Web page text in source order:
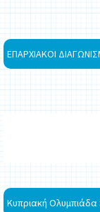
ΕΠΑΡΧΙΑΚΟΙ
Κυπριακή Ολυμπιάδα